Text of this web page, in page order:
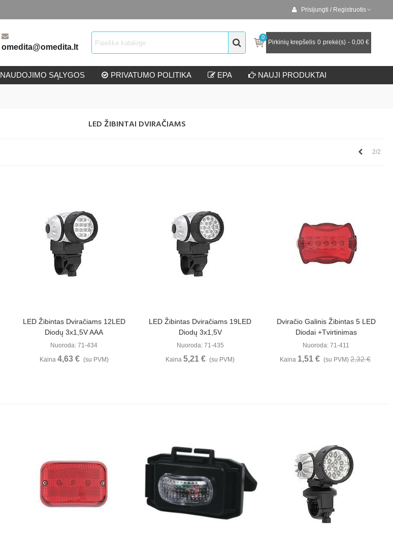
Prisijungti / Registruotis
omedita@omedita.lt
0
Pirkinių krepšelis 0 prekė(s) - 0,00 €
NAUDOJIMO SĄLYGOS PRIVATUMO POLITIKA EPA NAUJI PRODUKTAI
LED ŽIBINTAI DVIRAČIAMS
Ankstesnis
2/2
Peržiūrėti
LED Žibintas Dviračiams 12LED
Diodų 3x1,5V AAA
Nuoroda: 71-434
Kaina 4,63 € (su PVM)
Peržiūrėti
LED Žibintas Dviračiams 19LED
Diodų 3x1,5V
Nuoroda: 71-435
Kaina5,21 € (su PVM)
Peržiūrėti
Dviračio Galinis Žibintas 5 LED
Diodai +tvirtinimas
Nuoroda: 71-411
Kaina 1,51 € (su PVM) 2,32 €